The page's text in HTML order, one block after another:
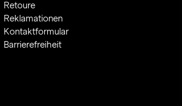
Retoure
Reklamationen
Kontaktformular
Barrierefreiheit